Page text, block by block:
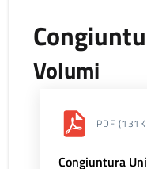
Volumi
PDF
Congiuntura